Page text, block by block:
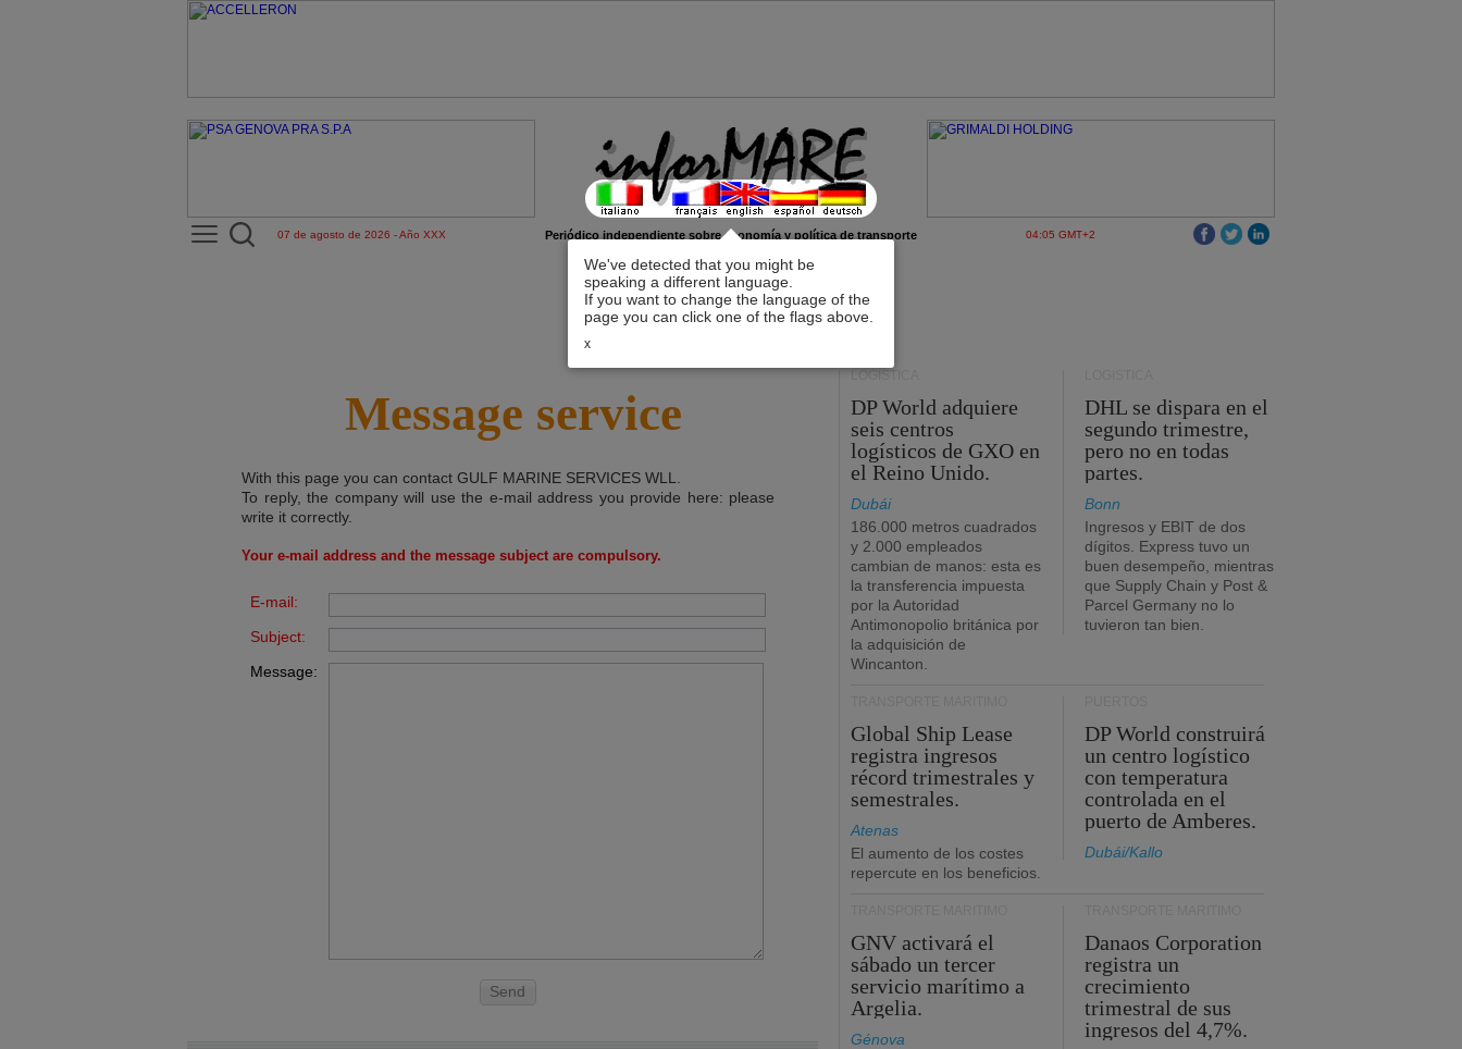
We've detected that you might be
speaking a different language.
If you want to change the language of the
page you can click one of the flags above.
x
07 de agosto de 2026 - Año XXX Periódico independiente sobre economía y política de transporte 04:05 GMT+2
Message service
With this page you can contact GULF MARINE SERVICES WLL
To reply, the company will use the e-mail address you provide here: please
write it correctly.
Your e-mail address and the message subject are compulsory.
E-mail:
Subject:
Message:
Send
LOGÍSTICA
DP World adquiere
seis centros
logísticos de GXO en
el Reino Unido.
Dubái
186.000 metros cuadrados
y 2.000 empleados
cambian de manos: esta es
la transferencia impuesta
por la Autoridad
Antimonopolio británica por
la adquisición de
Wincanton.
DHL se dispara en el
segundo trimestre,
pero no en todas
partes.
Bonn
Ingresos y EBIT de dos
dígitos. Express tuvo un
buen desempeño, mientras
que Supply Chain y Post &
Parcel Germany no lo
tuvieron tan bien.
Global Ship Lease
registra ingresos
récord trimestrales y
semestrales.
Atenas
El aumento de los costes
repercute en los beneficios.
DP World construirá
un centro logístico
con temperatura
controlada en el
puerto de Amberes.
Dubái/Kallo
GNV activará el
sábado un tercer
servicio marítimo a
Argelia.
Génova
Danaos Corporation
registra un
crecimiento
trimestral de sus
ingresos del 4,7%.